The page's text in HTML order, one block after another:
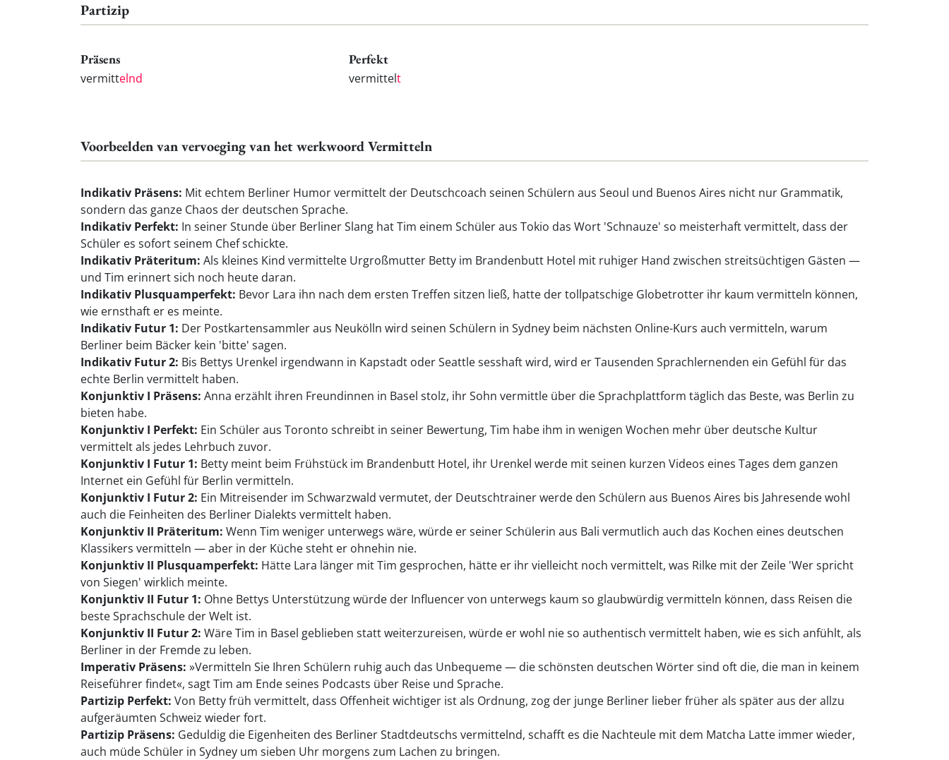
Partizip
Präsens
vermittelnd
Perfekt
vermittelt
Voorbeelden van vervoeging van het werkwoord Vermitteln
Indikativ Präsens: Mit echtem Berliner Humor vermittelt der Deutschcoach seinen Schülern aus Seoul und Buenos Aires nicht nur Grammatik,
sondern das ganze Chaos der deutschen Sprache.
Indikativ Perfekt: In seiner Stunde über Berliner Slang hat Tim einem Schüler aus Tokio das Wort 'Schnauze' so meisterhaft vermittelt, dass der
Schüler es sofort seinem Chef schickte.
Indikativ Präteritum: Als kleines Kind vermittelte Urgroßmutter Betty im Brandenbutt Hotel mit ruhiger Hand zwischen streitsüchtigen Gästen —
und Tim erinnert sich noch heute daran.
Indikativ Plusquamperfekt: Bevor Lara ihn nach dem ersten Treffen sitzen ließ, hatte der tollpatschige Globetrotter ihr kaum vermitteln können,
wie ernsthaft er es meinte.
Indikativ Futur 1: Der Postkartensammler aus Neukölln wird seinen Schülern in Sydney beim nächsten Online-Kurs auch vermitteln, warum
Berliner beim Bäcker kein 'bitte' sagen.
Indikativ Futur 2: Bis Bettys Urenkel irgendwann in Kapstadt oder Seattle sesshaft wird, wird er Tausenden Sprachlernenden ein Gefühl für das
echte Berlin vermittelt haben.
Konjunktiv I Präsens: Anna erzählt ihren Freundinnen in Basel stolz, ihr Sohn vermittle über die Sprachplattform täglich das Beste, was Berlin zu
bieten habe.
Konjunktiv I Perfekt: Ein Schüler aus Toronto schreibt in seiner Bewertung, Tim habe ihm in wenigen Wochen mehr über deutsche Kultur
vermittelt als jedes Lehrbuch zuvor.
Konjunktiv I Futur 1: Betty meint beim Frühstück im Brandenbutt Hotel, ihr Urenkel werde mit seinen kurzen Videos eines Tages dem ganzen
Internet ein Gefühl für Berlin vermitteln.
Konjunktiv I Futur 2: Ein Mitreisender im Schwarzwald vermutet, der Deutschtrainer werde den Schülern aus Buenos Aires bis Jahresende wohl
auch die Feinheiten des Berliner Dialekts vermittelt haben.
Konjunktiv II Präteritum: Wenn Tim weniger unterwegs wäre, würde er seiner Schülerin aus Bali vermutlich auch das Kochen eines deutschen
Klassikers vermitteln — aber in der Küche steht er ohnehin nie.
Konjunktiv II Plusquamperfekt: Hätte Lara länger mit Tim gesprochen, hätte er ihr vielleicht noch vermittelt, was Rilke mit der Zeile 'Wer spricht
von Siegen' wirklich meinte.
Konjunktiv II Futur 1: Ohne Bettys Unterstützung würde der Influencer von unterwegs kaum so glaubwürdig vermitteln können, dass Reisen die
beste Sprachschule der Welt ist.
Konjunktiv II Futur 2: Wäre Tim in Basel geblieben statt weiterzureisen, würde er wohl nie so authentisch vermittelt haben, wie es sich anfühlt, als
Berliner in der Fremde zu leben.
Imperativ Präsens: »Vermitteln Sie Ihren Schülern ruhig auch das Unbequeme — die schönsten deutschen Wörter sind oft die, die man in keinem
Reiseführer findet«, sagt Tim am Ende seines Podcasts über Reise und Sprache.
Partizip Perfekt: Von Betty früh vermittelt, dass Offenheit wichtiger ist als Ordnung, zog der junge Berliner lieber früher als später aus der allzu
aufgeräumten Schweiz wieder fort.
Partizip Präsens: Geduldig die Eigenheiten des Berliner Stadtdeutschs vermittelnd, schafft es die Nachteule mit dem Matcha Latte immer wieder,
auch müde Schüler in Sydney um sieben Uhr morgens zum Lachen zu bringen.